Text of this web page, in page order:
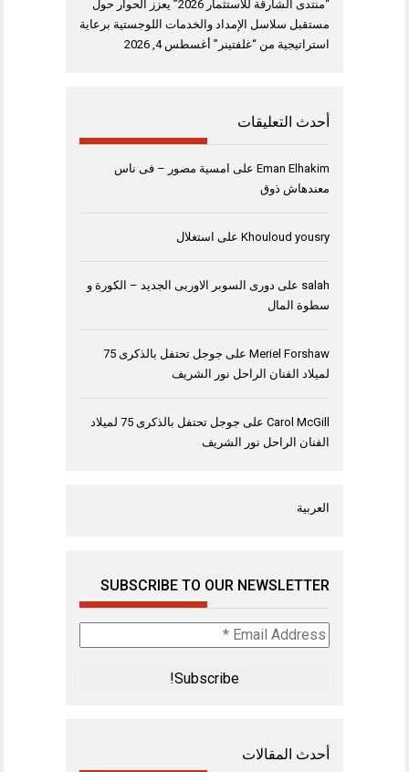
“منتدى الشارقة للاستثمار 2026” يعزز الحوار حول
مستقبل سلاسل الإمداد والخدمات اللوجستية برعاية
استراتيجية من “غلفتينر” أغسطس 4, 2026
أحدث التعليقات
Eman Elhakim على امسية مصور – فى ناس
معندهاش ذوق
Khouloud yousry على استغلال
salah على دورى السوبر الاوربى الجديد – الكورة و
سطوة المال
Meriel Forshaw على
جوجل تحتفل بالذكرى 75
لميلاد الفنان الراحل نور الشريف
Carol McGill على
جوجل تحتفل بالذكرى 75 لميلاد
الفنان الراحل نور الشريف
العربية
SUBSCRIBE TO OUR NEWSLETTER
Email
Address
أحدث المقالات